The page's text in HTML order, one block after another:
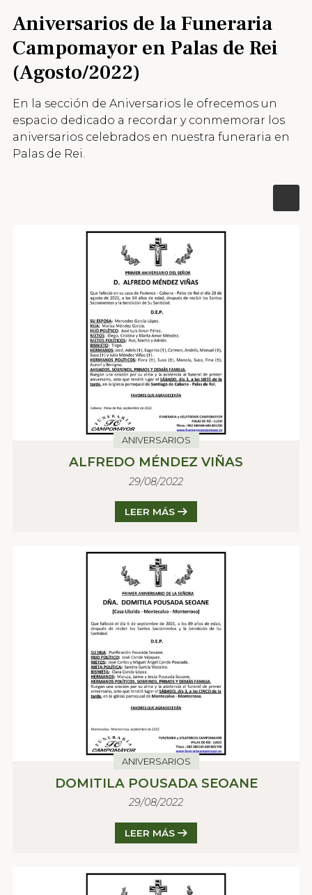
Aniversarios de la Funeraria
Campomayor en Palas de Rei
(Agosto/2022)
En la sección de Aniversarios le ofrecemos un
espacio dedicado a recordar y conmemorar los
aniversarios celebrados en nuestra funeraria en
Palas de Rei.
ALFREDO MÉNDEZ VIÑAS
29/08/2022
ANIVERSARIOS
LEER MÁS
DOMITILA POUSADA SEOANE
29/08/2022
ANIVERSARIOS
LEER MÁS